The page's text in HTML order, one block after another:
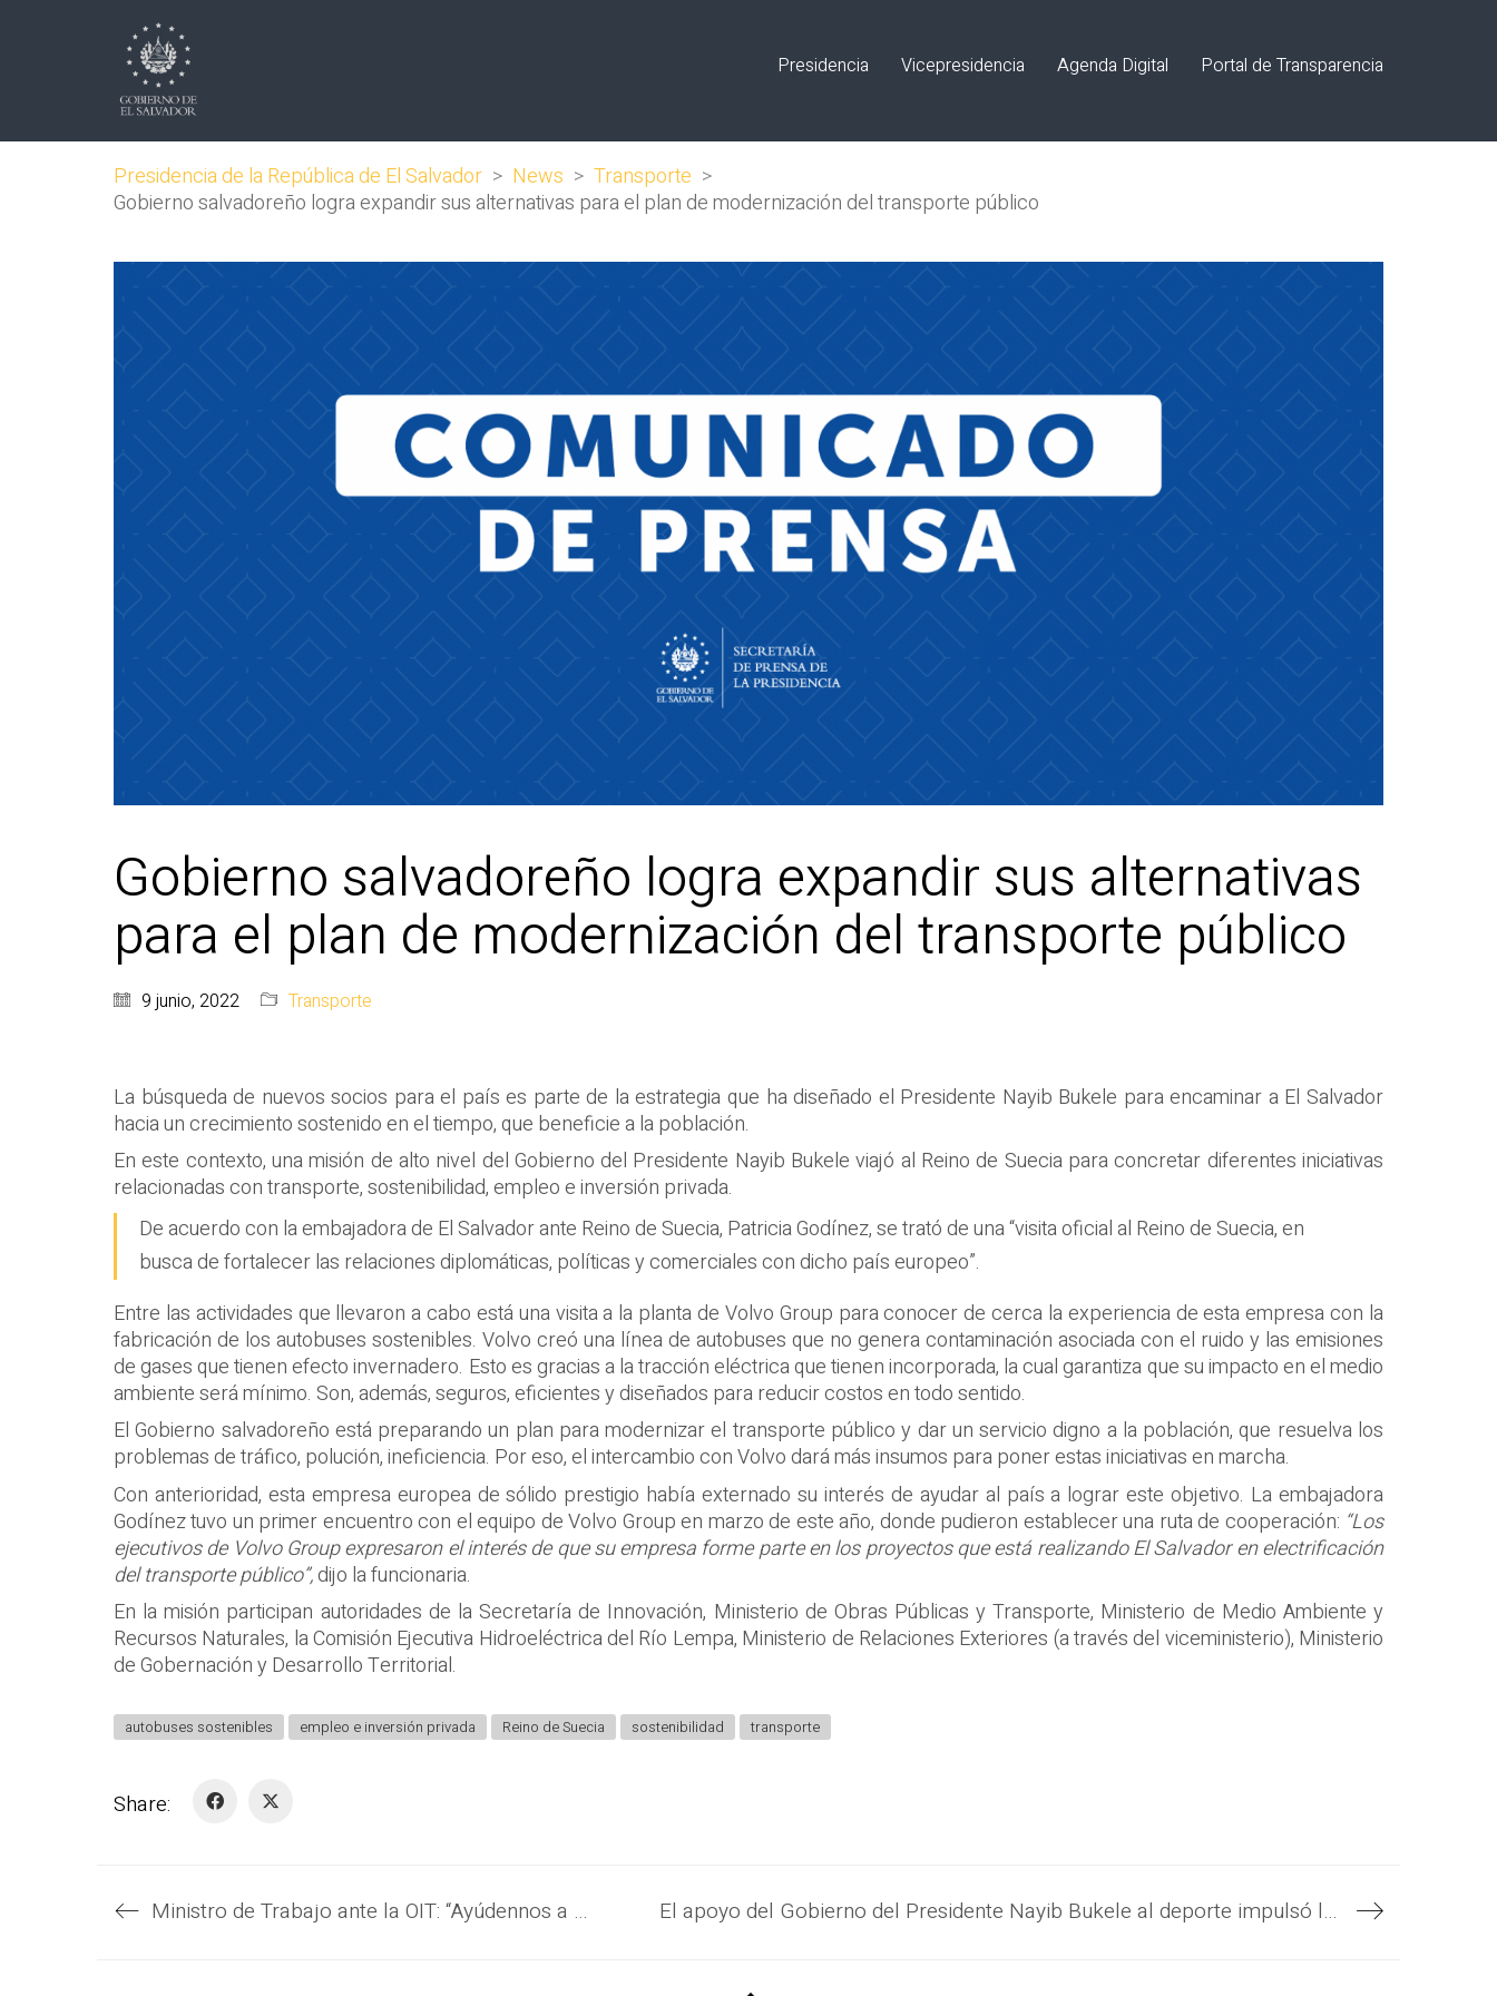
Presidencia Vicepresidencia Agenda Digital Portal de Transparencia
Presidencia de la República de El Salvador > News > Transporte >
Gobierno salvadoreño logra expandir sus alternativas para el plan de modernización del transporte público
Gobierno salvadoreño logra expandir sus alternativas
para el plan de modernización del transporte público
9 junio, 2022 Transporte
La búsqueda de nuevos socios para el país es parte de la estrategia que ha diseñado el Presidente Nayib Bukele para encaminar a El Salvador
hacia un crecimiento sostenido en el tiempo, que beneficie a la población.
En este contexto, una misión de alto nivel del Gobierno del Presidente Nayib Bukele viajó al Reino de Suecia para concretar diferentes iniciativas
relacionadas con transporte, sostenibilidad, empleo e inversión privada.
De acuerdo con la embajadora de El Salvador ante Reino de Suecia, Patricia Godínez, se trató de una “visita oficial al Reino de Suecia, en
busca de fortalecer las relaciones diplomáticas, políticas y comerciales con dicho país europeo”.
Entre las actividades que llevaron a cabo está una visita a la planta de Volvo Group para conocer de cerca la experiencia de esta empresa con la
fabricación de los autobuses sostenibles. Volvo creó una línea de autobuses que no genera contaminación asociada con el ruido y las emisiones
de gases que tienen efecto invernadero. Esto es gracias a la tracción eléctrica que tienen incorporada, la cual garantiza que su impacto en el medio
ambiente será mínimo. Son, además, seguros, eficientes y diseñados para reducir costos en todo sentido.
El Gobierno salvadoreño está preparando un plan para modernizar el transporte público y dar un servicio digno a la población, que resuelva los
problemas de tráfico, polución, ineficiencia. Por eso, el intercambio con Volvo dará más insumos para poner estas iniciativas en marcha.
Con anterioridad, esta empresa europea de sólido prestigio había externado su interés de ayudar al país a lograr este objetivo. La embajadora
Godínez tuvo un primer encuentro con el equipo de Volvo Group en marzo de este año, donde pudieron establecer una ruta de cooperación: “Los
ejecutivos de Volvo Group expresaron el interés de que su empresa forme parte en los proyectos que está realizando El Salvador en electrificación
del transporte público”,dijo la funcionaria.
En la misión participan autoridades de la Secretaría de Innovación, Ministerio de Obras Públicas y Transporte, Ministerio de Medio Ambiente y
Recursos Naturales, la Comisión Ejecutiva Hidroeléctrica del Río Lempa, Ministerio de Relaciones Exteriores (a través del viceministerio), Ministerio
de Gobernación y Desarrollo Territorial.
autobuses sostenibles empleo e inversión privada Reino de Suecia sostenibilidad transporte
Share:
Ministro de Trabajo ante la OIT: “Ayúdennos a construir nuestro futuro con soberanía, pero también con dignidad” El apoyo del Gobierno del Presidente Nayib Bukele al deporte impulsó logros de montañista Alfa Karina Arrué y del tenista Marcelo Arévalo, ejemplos para nuevos atletas